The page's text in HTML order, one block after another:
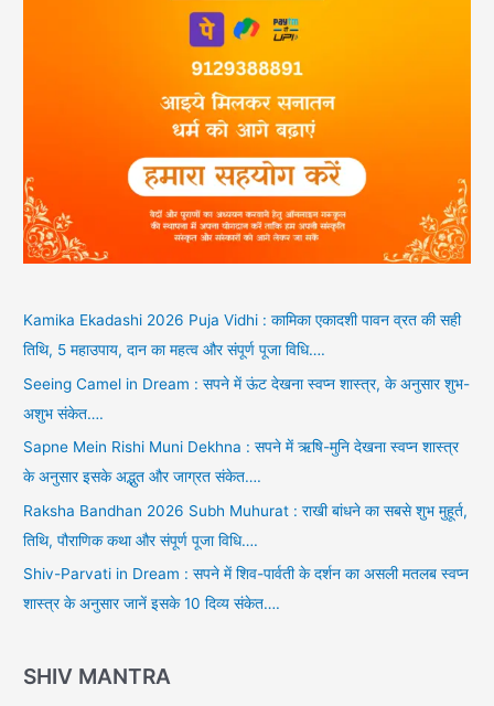
Kamika Ekadashi 2026 Puja Vidhi : कामिका एकादशी पावन व्रत की सही
तिथि, 5 महाउपाय, दान का महत्व और संपूर्ण पूजा विधि….
Seeing Camel in Dream : सपने में ऊंट देखना स्वप्न शास्त्र, के अनुसार शुभ-
अशुभ संकेत….
Sapne Mein Rishi Muni Dekhna : सपने में ऋषि-मुनि देखना स्वप्न शास्त्र
के अनुसार इसके अद्भुत और जाग्रत संकेत….
Raksha Bandhan 2026 Subh Muhurat : राखी बांधने का सबसे शुभ मुहूर्त,
तिथि, पौराणिक कथा और संपूर्ण पूजा विधि….
Shiv-Parvati in Dream : सपने में शिव-पार्वती के दर्शन का असली मतलब स्वप्न
शास्त्र के अनुसार जानें इसके 10 दिव्य संकेत….
SHIV MANTRA